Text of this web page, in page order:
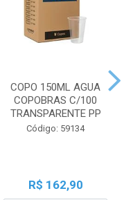
COPO 150ML AGUA
COPOBRAS C/100
TRANSPARENTE PP
Código: 59134
R$ 162,90